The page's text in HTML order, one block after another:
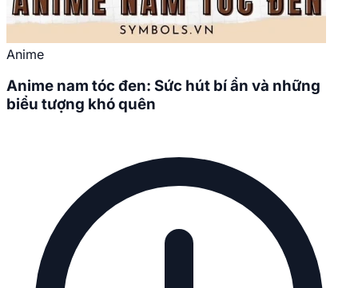
Anime
Anime nam tóc đen: Sức hút bí ẩn và những
biểu tượng khó quên